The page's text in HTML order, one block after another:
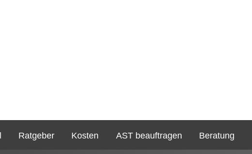
Ratgeber Kosten AST beauftragen Beratung